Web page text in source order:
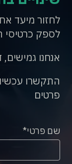
לחזור מיעד
לספק כרטיסי
אנחנו גמישים,
התקשרו עכשיו
פרטים
שם פרטי